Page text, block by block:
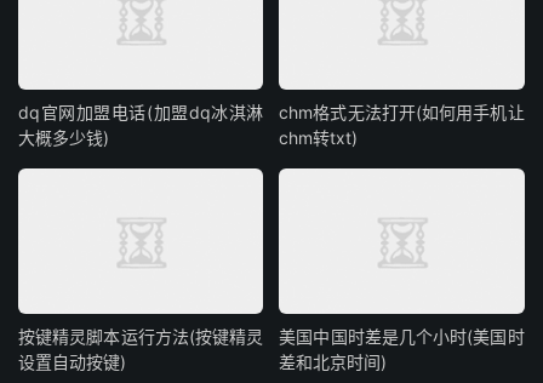
dq官网加盟电话(加盟dq冰淇淋
大概多少钱)
chm格式无法打开(如何用手机让
chm转txt)
按键精灵脚本运行方法(按键精灵
设置自动按键)
美国中国时差是几个小时(美国时
差和北京时间)